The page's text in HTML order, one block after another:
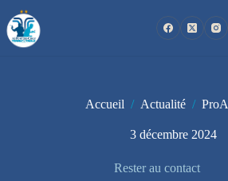
au
contenu
Accueil / Actualité / ProA
3 décembre 2024
Rester au contact